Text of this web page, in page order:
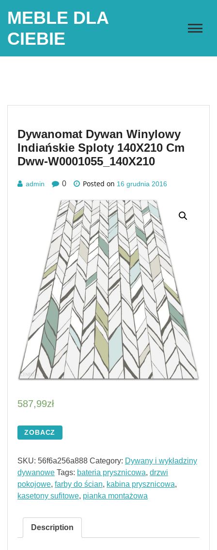
MEBLE DLA
CIEBIE
Dywanomat Dywan Winylowy
Indiańskie Sploty 140X210 Cm
Dww-W0001055_140X210
admin 0 Posted on 16 grudnia 2016
587,99zł
ZOBACZ
SKU: 56f6a256a888 Category: Dywany i wykładziny
dywanowe Tags: bateria prysznicowa, drzwi
pokojowe, farby do ścian, kabina prysznicowa,
kasetony sufitowe, pianka montażowa
Description